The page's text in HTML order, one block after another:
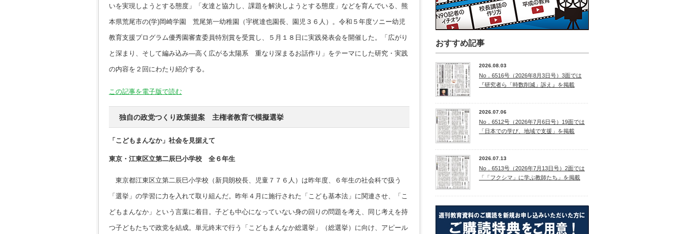
いを実現しようとする態度」「友達と協力し、課題を解決しようとする態度」などを育んでいる、熊
本県荒尾市の(学)岡崎学園 荒尾第一幼稚園（宇梶達也園長、園児３６人）。令和５年度ソニー幼児
教育支援プログラム優秀園審査委員特別賞を受賞し、５月１８日に実践発表会を開催した。「広がり
と深まり、そして編み込み―高く広がる太陽系 重なり深まるお話作り」をテーマにした研究・実践
の内容を２回にわたり紹介する。
この記事を電子版で読む
独自の政党つくり政策提案 主権者教育で模擬選挙
「こどもまんなか」社会を見据えて
東京・江東区立第二辰巳小学校 全６年生
東京都江東区立第二辰巳小学校（新貝朗校長、児童７７６人）は昨年度、６年生の社会科で扱う
「選挙」の学習に力を入れて取り組んだ。昨年４月に施行された「こども基本法」に関連させ、「こ
どもまんなか」という言葉に着目。子ども中心になっていない身の回りの問題を考え、同じ考えを持
つ子どもたちで政党を結成。単元終末で行う「こどもまんなか総選挙」（総選挙）に向け、アピール
おすすめ記事
2026.08.03
No．6516号（2026年8月3日号）3面では
『研究者ら「時数削減」訴え』を掲載
2026.07.06
No．6512号（2026年7月6日号）19面では
「日本での学び、地域で支援」を掲載
2026.07.13
No．6513号（2026年7月13日号）2面では
「「フクシマ」に学ぶ教師たち」を掲載